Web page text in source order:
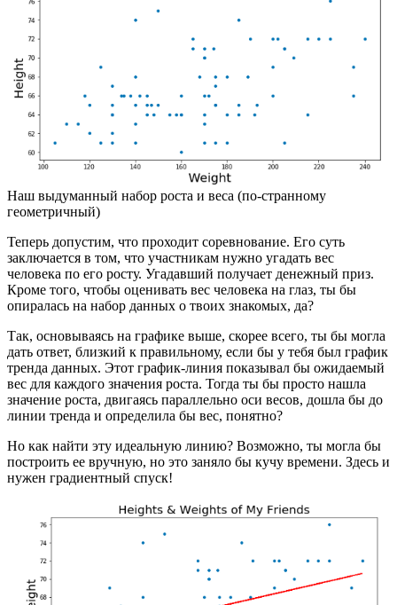
Наш выдуманный набор роста и веса (по-странному
геометричный)
Теперь допустим, что проходит соревнование. Его суть
заключается в том, что участникам нужно угадать вес
человека по его росту. Угадавший получает денежный приз.
Кроме того, чтобы оценивать вес человека на глаз, ты бы
опиралась на набор данных о твоих знакомых, да?
Так, основываясь на графике выше, скорее всего, ты бы могла
дать ответ, близкий к правильному, если бы у тебя был график
тренда данных. Этот график-линия показывал бы ожидаемый
вес для каждого значения роста. Тогда ты бы просто нашла
значение роста, двигаясь параллельно оси весов, дошла бы до
линии тренда и определила бы вес, понятно?
Но как найти эту идеальную линию? Возможно, ты могла бы
построить ее вручную, но это заняло бы кучу времени. Здесь и
нужен градиентный спуск!